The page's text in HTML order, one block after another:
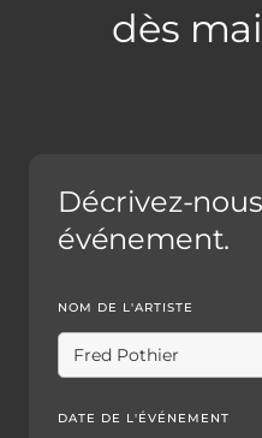
dès
Décrivez-
événement.
NOM DE L'ARTISTE
DATE DE L'ÉVÉNEMENT